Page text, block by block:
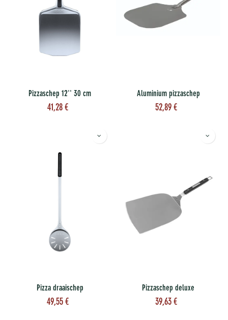
Pizzaschep 12'' 30 cm
41,28 €
Aluminium pizzaschep
52,89 €
Pizza draaischep
49,55 €
Pizzaschep deluxe
39,63 €